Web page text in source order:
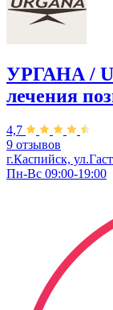
УРГАНА /
лечения
4,7
9 отзывов
г.Каспийск,
Пн-Вс 09:00-19:00